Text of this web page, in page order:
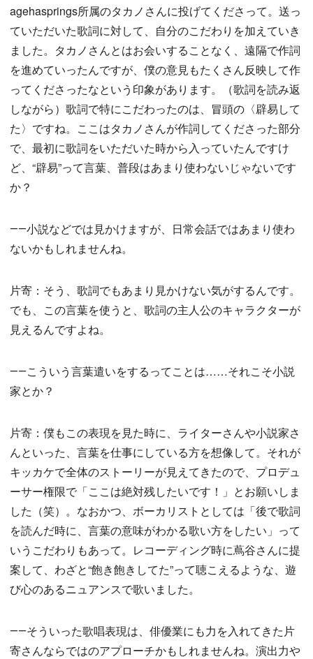
agehasprings所属のタカノさんに投げてくださって。送っ
ていただいた歌詞に対して、自分のこだわりを加えていき
ました。タカノさんとはお会いすることなく、遠隔で作詞
を進めていったんですが、僕の意見もたくさん反映して作
ってくださったなという印象があります。（歌詞を読み返
しながら）歌詞で特にこだわったのは、冒頭の〈辟易して
た〉ですね。ここはタカノさんが作詞してくださった部分
で、最初に歌詞をいただいた時から入っていたんですけ
ど、“辟易”って言葉、普段はあまり使わないじゃないです
か？
――小説などでは見かけますが、日常会話ではあまり使わ
ないかもしれませんね。
片寄：そう、歌詞でもあまり見かけない気がするんです。
でも、この言葉を使うと、歌詞の主人公のキャラクターが
見えるんですよね。
――こういう言葉遣いをするってことは……それこそ小説
家とか？
片寄：僕もこの表現を見た時に、ライターさんや小説家さ
んといった、言葉を仕事にしている方を想像して。それが
キッカケで全体のストーリーが見えてきたので、プロデュ
ーサー権限で「ここは絶対残したいです！」とお願いしま
した（笑）。なおかつ、ボーカリストとしては「後で歌詞
を読んだ時に、言葉の意味がわかる歌い方をしたい」って
いうこだわりもあって。レコーディング時に蔦谷さんに提
案して、わざと“飽き飽きしてた”って聴こえるような、遊
び心のあるニュアンスで歌いました。
――そういった歌唱表現は、俳優業にも力を入れてきた片
寄さんならではのアプローチかもしれませんね。演出力や